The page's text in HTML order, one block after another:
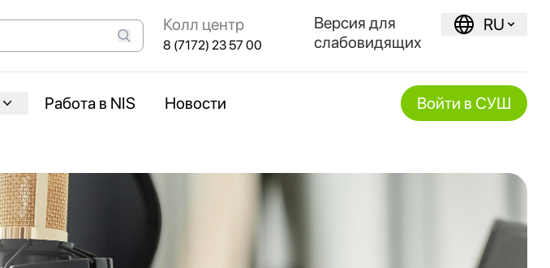
Колл центр
8 (7172) 23 57 00
Версия для
слабовидящих
RU
Работа в NIS Новости Войти в СУШ